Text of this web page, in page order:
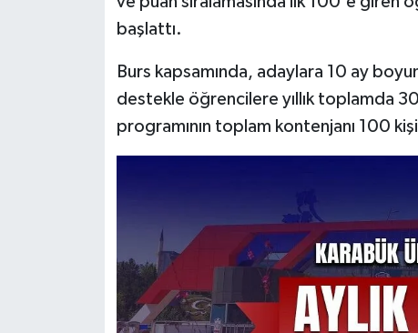
başlattı.
Burs kapsamında, adaylara 10 ay
destekle öğrencilere yıllık toplamda
programının toplam kontenjanı 100